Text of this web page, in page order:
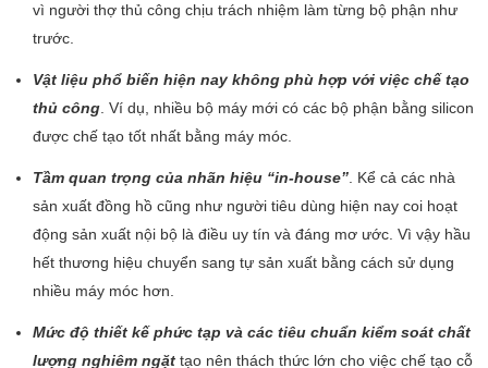
vì người thợ thủ công chịu trách nhiệm làm từng bộ phận như
trước.
Vật liệu phổ biến hiện nay không phù hợp với việc chế tạo
thủ công . Ví dụ, nhiều bộ máy mới có các bộ phận bằng silicon
được chế tạo tốt nhất bằng máy móc.
Tầm quan trọng của nhãn hiệu “in-house” . Kể cả các nhà
sản xuất đồng hồ cũng như người tiêu dùng hiện nay coi hoạt
động sản xuất nội bộ là điều uy tín và đáng mơ ước. Vì vậy hầu
hết thương hiệu chuyển sang tự sản xuất bằng cách sử dụng
nhiều máy móc hơn.
Mức độ thiết kế phức tạp và các tiêu chuẩn kiểm soát chất
lượng nghiêm ngặt tạo nên thách thức lớn cho việc chế tạo cỗ